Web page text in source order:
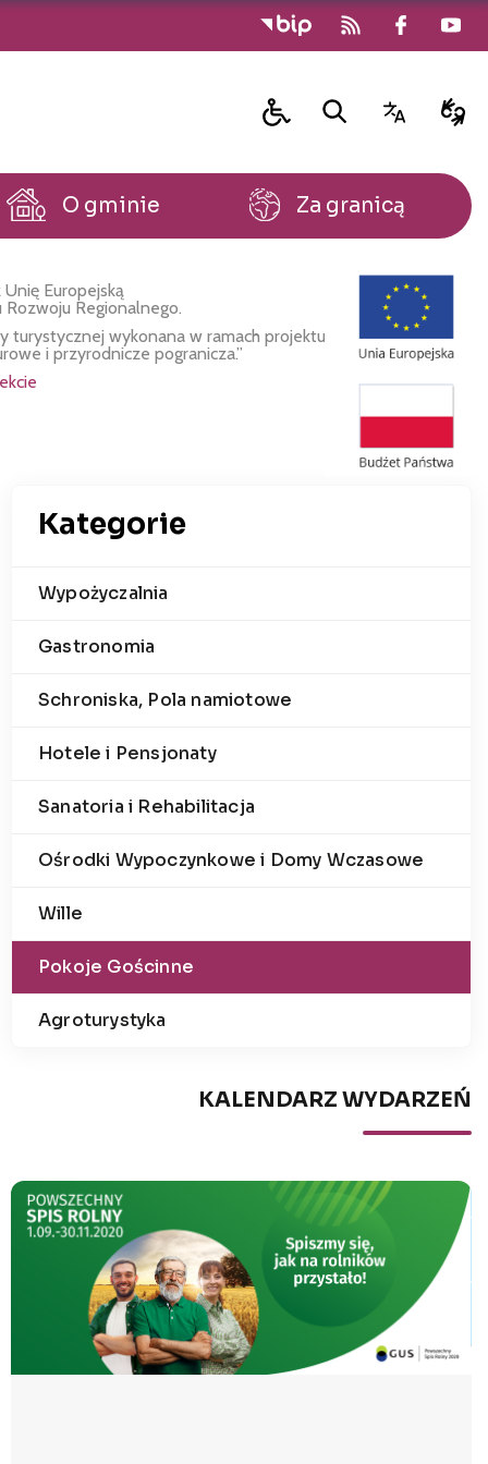
O gminie Za granicą
Europejską
Rozwoju Regionalnego.
turystycznej wykonana w ramach projektu
i przyrodnicze pogranicza.”
Kategorie
Wypożyczalnia
Gastronomia
Schroniska, Pola namiotowe
Hotele i Pensjonaty
Sanatoria i Rehabilitacja
Ośrodki Wypoczynkowe i Domy Wczasowe
Wille
Pokoje Gościnne
Agroturystyka
KALENDARZ WYDARZEŃ
Spis rolny